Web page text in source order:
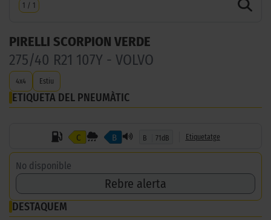
1 / 1
PIRELLI SCORPION VERDE
275/40 R21 107Y - VOLVO
4x4 Estiu
ETIQUETA DEL PNEUMÀTIC
C B B 71dB Etiquetatge
No disponible
Rebre alerta
DESTAQUEM